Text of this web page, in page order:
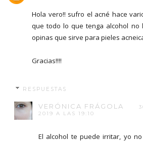
Hola vero!! sufro el acné hace
que todo lo que tenga alcohol no
opinas que sirve para pieles
Gracias!!!!
RESPUESTAS
VERÓNICA FRÁGOLA
2019 A LAS 19:10
El alcohol te puede irritar, yo